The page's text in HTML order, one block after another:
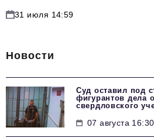
31 июля 14:59
Новости
Суд оставил под
фигурантов дела
свердловского
07 августа 16:30